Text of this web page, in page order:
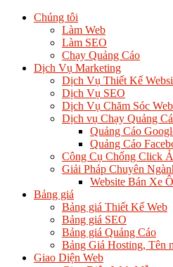
Chúng tôi
Làm Web
Làm SEO
Chạy Quảng Cáo
Dịch Vụ Marketing
Dịch Vụ Thiết Kế
Dịch Vụ SEO
Dịch Vụ Chăm Sóc Web
Dịch vụ Chạy Quảng
Quảng Cáo
Quảng Cáo
Công Cụ Chống Click
Giải Pháp Chuyên
Website Bán Xe
Bảng giá
Bảng giá Thiết Kế Web
Bảng giá SEO
Bảng giá Quảng Cáo
Bảng Giá Hosting, Tên
Giao Diện Web